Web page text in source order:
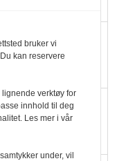
men fulle
bruker vi
kan reservere
verktøy for
innhold til deg
Les mer i vår
under, vil